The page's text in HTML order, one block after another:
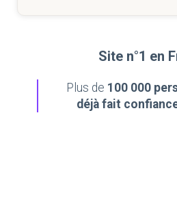
Site n°1 en
Plus de 100 000
déjà fait